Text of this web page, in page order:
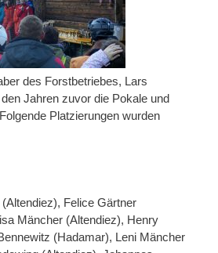
des Forstbetriebes, Lars
Jahren zuvor die Pokale und
Platzierungen wurden
Felice Gärtner
Mäncher (Altendiez), Henry
(Hadamar), Leni Mäncher